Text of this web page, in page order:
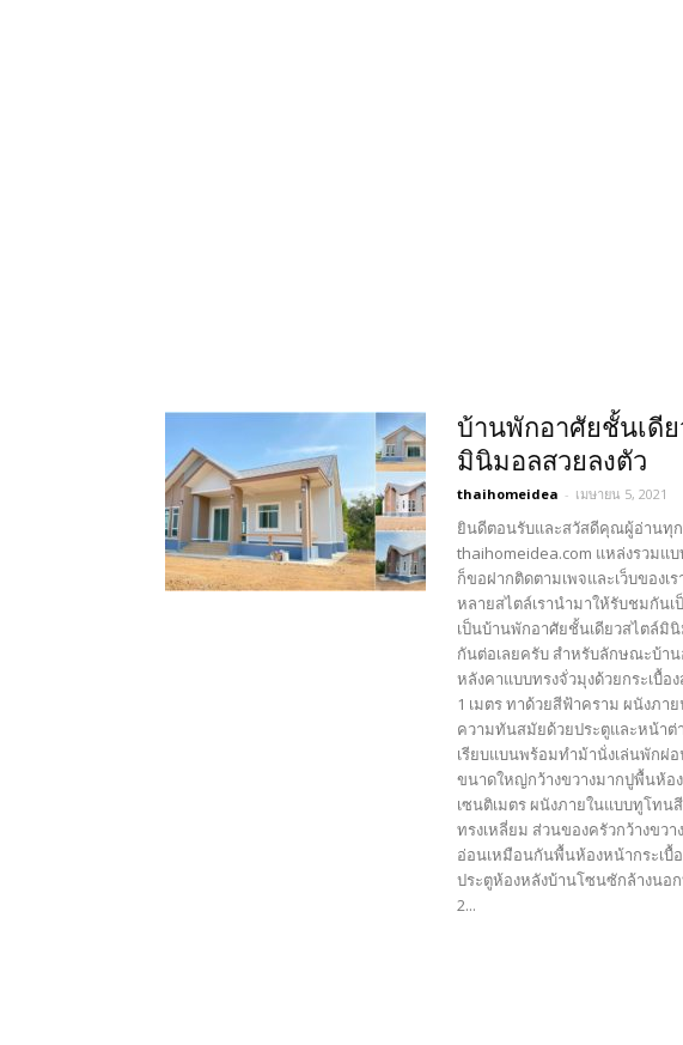
บ้านพักอาศัยชั้นเดี
มินิมอลสวยลงตัว
thaihomeidea - เมษายน 5, 2021
ยินดีตอนรับและสวัสดีคุณผู้อ่านทุก
thaihomeidea.com แหล่งรวมแ
ก็ขอฝากติดตามเพจและเว็บของ
หลายสไตล์เรานำมาให้รับชมกัน
เป็นบ้านพักอาศัยชั้นเดียวสไตล์มิ
กันต่อเลยครับ สำหรับลักษณะบ้า
หลังคาแบบทรงจั่วมุงด้วยกระเบื้อ
1 เมตร ทาด้วยสีฟ้าคราม ผนังภ
ความทันสมัยด้วยประตูและหน้าต่
เรียบแบนพร้อมทำม้านั่งเล่นพักผ่
ขนาดใหญ่กว้างขวางมากปูพื้นห้อ
เซนติเมตร ผนังภายในแบบทูโท
ทรงเหลี่ยม ส่วนของครัวกว้างขว
อ่อนเหมือนกันพื้นห้องหน้ากระเบื้
ประตูห้องหลังบ้านโซนซักล้างนอ
2...